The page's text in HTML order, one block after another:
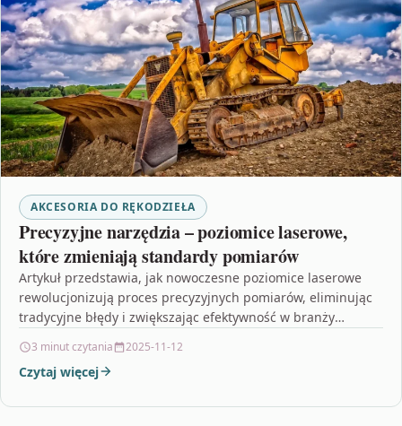
AKCESORIA DO RĘKODZIEŁA
Precyzyjne narzędzia – poziomice laserowe,
które zmieniają standardy pomiarów
Artykuł przedstawia, jak nowoczesne poziomice laserowe
rewolucjonizują proces precyzyjnych pomiarów, eliminując
tradycyjne błędy i zwiększając efektywność w branży
Nowatorskie…
3 minut czytania 2025-11-12
Czytaj więcej